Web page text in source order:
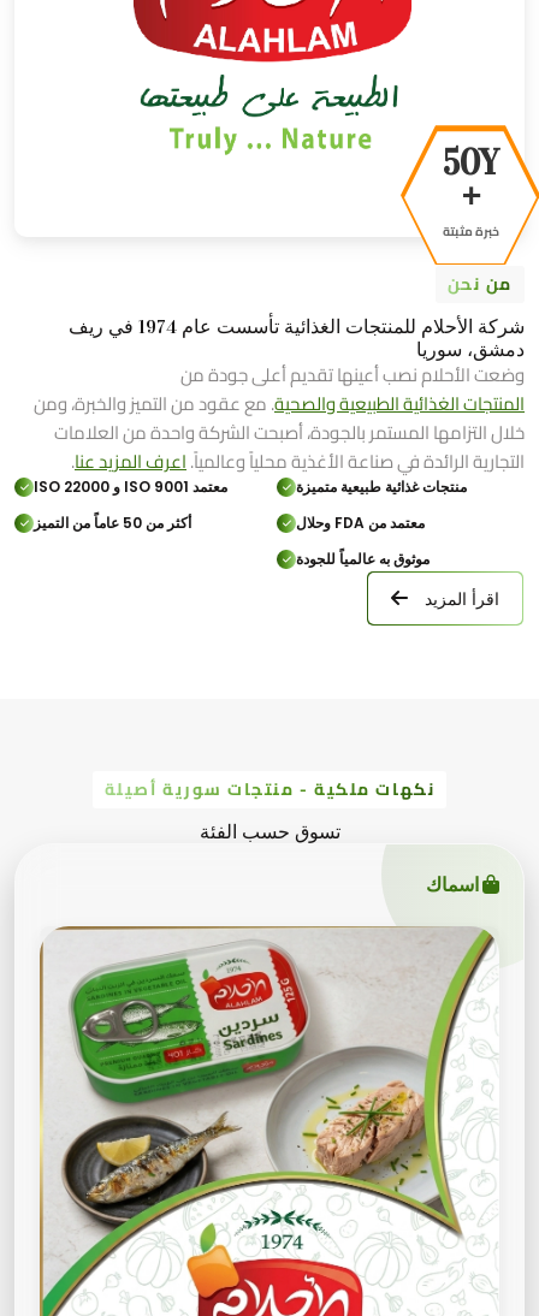
50Y
+
خبرة مثبتة
من نحن
شركة الأحلام للمنتجات الغذائية تأسست عام 1974 في ريف
دمشق، سوريا
وضعت الأحلام نصب أعينها تقديم أعلى جودة من
المنتجات الغذائية الطبيعية والصحية. مع عقود من التميز والخبرة، ومن
خلال التزامها المستمر بالجودة، أصبحت الشركة واحدة من العلامات
التجارية الرائدة في صناعة الأغذية محلياً وعالمياً.اعرف المزيد عنا.
منتجات غذائية طبيعية متميزة
معتمد ISO 9001 و ISO 22000
معتمد من FDA وحلال
أكثر من 50 عاماً من التميز
موثوق به عالمياً للجودة
اقرأ المزيد
نكهات ملكية - منتجات سورية أصيلة
تسوق حسب الفئة
اسماك